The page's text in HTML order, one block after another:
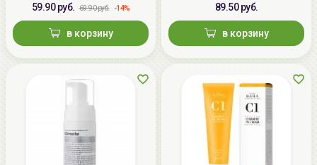
59.90 руб. 69.90 руб. -14%
в корзину
89.50 руб.
в корзину